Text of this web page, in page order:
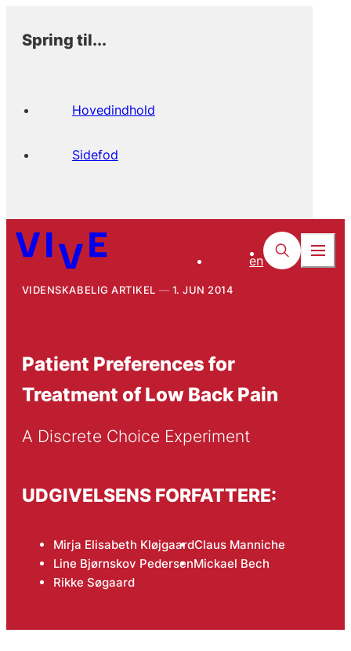
Spring til...
Hovedindhold
Sidefod
en
VIDENSKABELIG ARTIKEL 1. JUN 2014
Patient Preferences for
Treatment of Low Back Pain
A Discrete Choice Experiment
UDGIVELSENS FORFATTERE:
Mirja Elisabeth KløjgaardClaus Manniche
Line Bjørnskov PedersenMickael Bech
Rikke Søgaard